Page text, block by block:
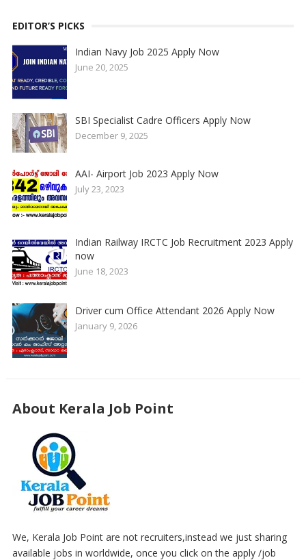
EDITOR’S PICKS
Indian Navy Job 2025 Apply Now
June 20, 2025
SBI Specialist Cadre Officers Apply Now
December 9, 2025
AAI- Airport Job 2023 Apply Now
July 23, 2023
Indian Railway IRCTC Job Recruitment 2023 Apply
now
June 18, 2023
Driver cum Office Attendant 2026 Apply Now
January 9, 2026
About Kerala Job Point
We, Kerala Job Point are not recruiters,instead we just sharing
available jobs in worldwide, once you click on the apply /job